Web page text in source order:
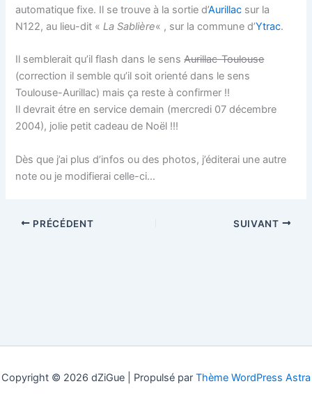
automatique fixe. Il se trouve à la sortie d’Aurillac sur la
N122, au lieu-dit «La Sablière« , sur la commune d’Ytrac.
Il semblerait qu’il flash dans le sensAurillac-Toulouse
(correction il semble qu’il soit orienté dans le sens
Toulouse-Aurillac) mais ça reste à confirmer !!
Il devrait étre en service demain (mercredi 07 décembre
2004), jolie petit cadeau de Noël !!!
Dès que j’ai plus d’infos ou des photos, j’éditerai une autre
note ou je modifierai celle-ci…
PRÉCÉDENT SUIVANT
Copyright © 2026 dZiGue | Propulsé par Thème WordPress Astra